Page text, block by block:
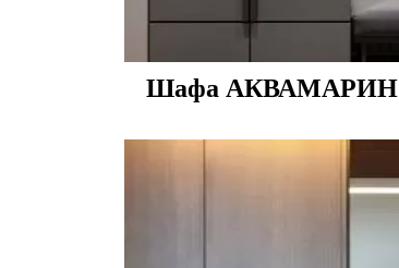
Шафа АКВАМАРИН